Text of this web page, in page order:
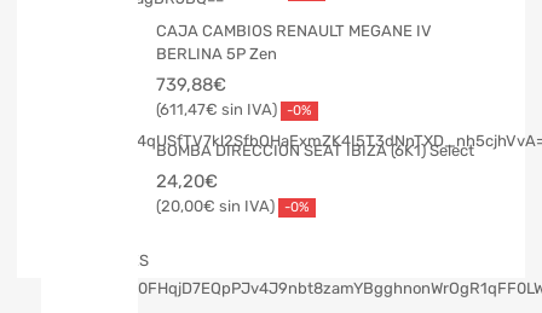
CAJA CAMBIOS RENAULT MEGANE IV
BERLINA 5P Zen
739,88€
611,47€ -0%
BOMBA DIRECCION SEAT IBIZA (6K1) Select
24,20€
20,00€ -0%